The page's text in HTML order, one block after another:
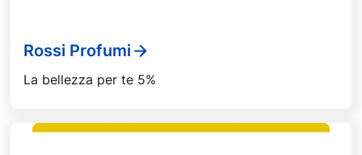
Rossi Profumi
La bellezza per te 5%